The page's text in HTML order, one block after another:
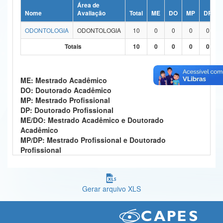
Ministério da Ciência, Tecnologia, Inovações e Comunicações
Ministério do Meio Ambiente
Controladoria-Geral da União
Ministério da Mulher, da Família e dos Direitos Humanos
Secretaria-Geral
Secretaria de Governo
Nome
Área de
Avaliação
Total ME DO MP DP
ODONTOLOGIA
ODONTOLOGIA 10 0 0 0
0
Totais
10 0 0 0 0
ME: Mestrado Acadêmico
DO: Doutorado Acadêmico
MP: Mestrado Profissional
DP: Doutorado Profissional
ME/DO: Mestrado Acadêmico e Doutorado
Acadêmico
MP/DP: Mestrado Profissional e Doutorado
Profissional
Gerar arquivo XLS